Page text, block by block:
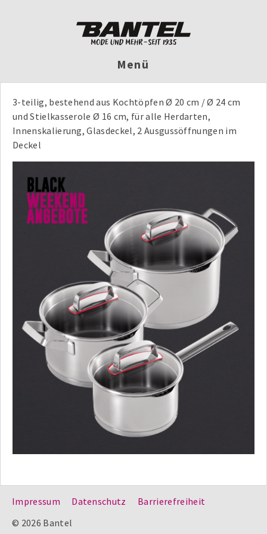
Menü
3-teilig, bestehend aus Kochtöpfen Ø 20 cm / Ø 24 cm
und Stielkasserole Ø 16 cm, für alle Herdarten,
Innenskalierung, Glasdeckel, 2 Ausgussöffnungen im
Deckel
Impressum Datenschutz
Barrierefreiheit
© 2026 Bantel